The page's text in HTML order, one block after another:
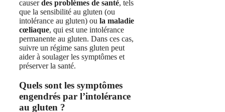
causerdes problèmes de santé, tels
que la sensibilité au gluten (ou
intolérance au gluten) ou la maladie
cœliaque, qui est une intolérance
permanente au gluten. Dans ces cas,
suivre un régime sans gluten peut
aider à soulager les symptômes et
préserver la santé.
Quels sont les symptômes
engendrés par l’intolérance
au gluten ?